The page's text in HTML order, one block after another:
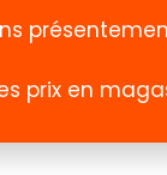
Boutique
prix en